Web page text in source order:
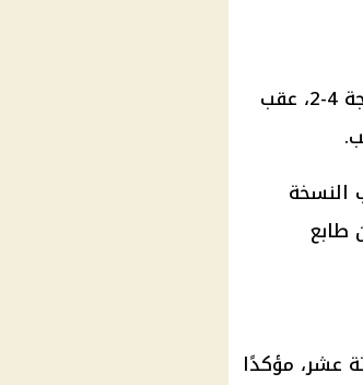
دور الـ16 بعد الفوز على أستراليا بركلات الترجيح بنتيجة 4-2، عقب
النسخة
طابع
عشر، مؤكدًا